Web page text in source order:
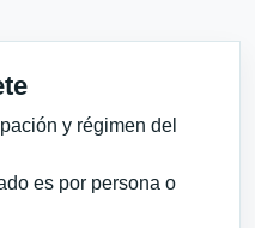
y régimen del
es por persona o